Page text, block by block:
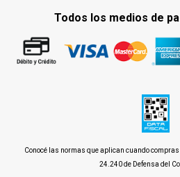
Todos los medios de
Conocé las normas que aplican cuando compras
24.240 de Defensa del